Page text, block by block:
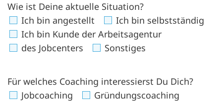
Wie ist Deine aktuelle Situation?
Ich bin angestellt
Ich bin selbstständig
Ich bin Kunde der Arbeitsagentur
des Jobcenters
Sonstiges
Für welches Coaching interessierst Du Dich?
Jobcoaching
Gründungscoaching